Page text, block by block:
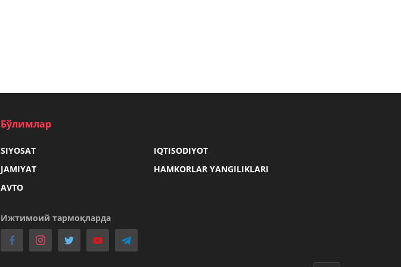
Бўлимлар
SIYOSAT
IQTISODIYOT
JAMIYAT
HAMKORLAR YANGILIKLARI
AVTO
Ижтимоий тармоқларда